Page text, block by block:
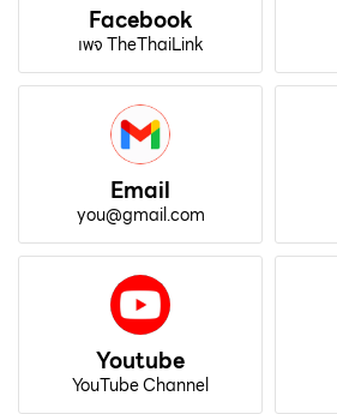
Facebook
เพจ TheThaiLink
Email
you@gmail.com
Youtube
YouTube Channel